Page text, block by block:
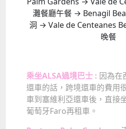
灘餐廳午餐 → Benagil
洞 → Vale de Centeanes
晚餐
乘坐ALSA過境巴士 : 因為在
還車的話，跨境還車的費用
車到塞維利亞還車後，直接
葡萄牙Faro再租車。